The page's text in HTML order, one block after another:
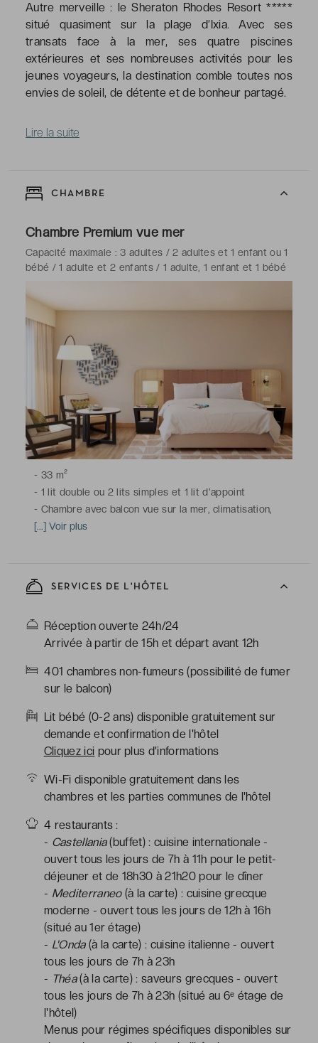
Autre merveille : le Sheraton Rhodes Resort *****
situé quasiment sur la plage d’Ixia. Avec ses
transats face à la mer, ses quatre piscines
extérieures et ses nombreuses activités pour les
jeunes voyageurs, la destination comble toutes nos
envies de soleil, de détente et de bonheur partagé.
Lire la suite
CHAMBRE
Chambre Premium vue mer
Capacité maximale : 3 adultes / 2 adultes et 1 enfant ou 1
bébé / 1 adulte et 2 enfants / 1 adulte, 1 enfant et 1 bébé
- 33 m²
- 1 lit double ou 2 lits simples et 1 lit d'appoint
- Chambre avec balcon vue sur la mer, climatisation,
télévision à écran plat avec chaînes satellite ou du
-
toilettes, sèche-cheveux, peignoirs & chaussons,
[...] Voir plus
SERVICES DE L'HÔTEL
Réception ouverte 24h/24
Arrivée à partir de 15h et départ avant 12h
401 chambres non-fumeurs (possibilité de fumer
sur le balcon)
Lit bébé (0-2 ans) disponible gratuitement sur
demande et confirmation de l'hôtel
Cliquez ici pour plus d'informations
Wi-Fi disponible gratuitement dans les
chambres et les parties communes de l'hôtel
4 restaurants :
- Castellania(buffet) : cuisine internationale -
ouvert tous les jours de 7h à 11h pour le petit-
déjeuner et de 18h30 à 21h20 pour le dîner
- Mediterraneo(à la carte) : cuisine grecque
moderne - ouvert tous les jours de 12h à 16h
(situé au 1er étage)
- L'Onda(à la carte) : cuisine italienne - ouvert
tous les jours de 7h à 23h
- Théa(à la carte) : saveurs grecques - ouvert
tous les jours de 7h à 23h (situé au 6ᵉ étage de
l'hôtel)
Menus pour régimes spécifiques disponibles sur